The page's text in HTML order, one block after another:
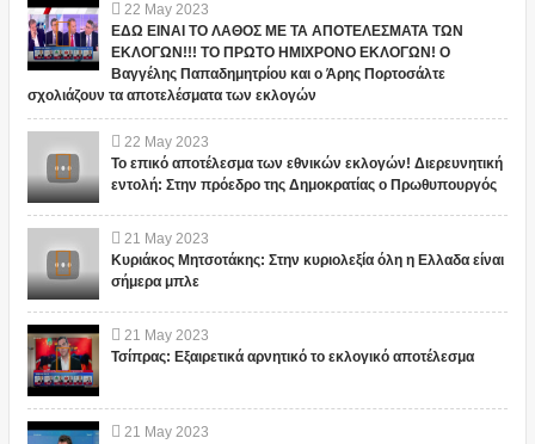
22 May 2023
ΕΔΩ ΕΙΝΑΙ ΤΟ ΛΑΘΟΣ ΜΕ ΤΑ ΑΠΟΤΕΛΕΣΜΑΤΑ ΤΩΝ
ΕΚΛΟΓΩΝ!!! ΤΟ ΠΡΩΤΟ ΗΜΙΧΡΟΝΟ ΕΚΛΟΓΩΝ! Ο
Βαγγέλης Παπαδημητρίου και ο Άρης Πορτοσάλτε
σχολιάζουν τα αποτελέσματα των εκλογών
22 May 2023
Το επικό αποτέλεσμα των εθνικών εκλογών! Διερευνητική
εντολή: Στην πρόεδρο της Δημοκρατίας ο Πρωθυπουργός
21 May 2023
Κυριάκος Μητσοτάκης: Στην κυριολεξία όλη η Ελλαδα είναι
σήμερα μπλε
21 May 2023
Τσίπρας: Εξαιρετικά αρνητικό το εκλογικό αποτέλεσμα
21 May 2023